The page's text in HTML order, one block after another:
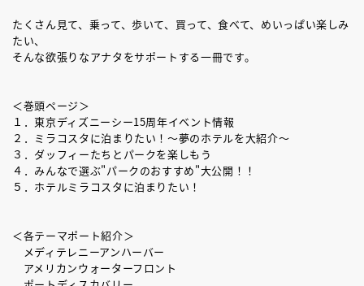
たくさん見て、乗って、歩いて、買って、食べて、めいっぱい楽しみ
たい、
そんな欲張りなアナタをサポートする一冊です。
＜巻頭ページ＞
１．東京ディズニーシー15周年イベント情報
２．ミラコスタに泊まりたい！～夢のホテルを大紹介～
３．ダッフィーたちとパークを楽しもう
４．みんなで選ぶ"パークのおすすめ"大公開！！
５．ホテルミラコスタに泊まりたい！
＜各テーマポート紹介＞
メディテレニーアンハーバー
アメリカンウォーターフロント